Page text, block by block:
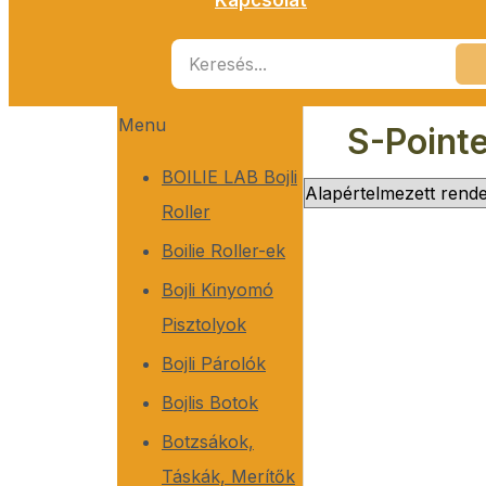
Menu
BOILIE LAB Bojli
Roller
Boilie Roller-ek
Bojli Kinyomó
Pisztolyok
Bojli Párolók
Bojlis Botok
Botzsákok,
Táskák, Merítők
S-